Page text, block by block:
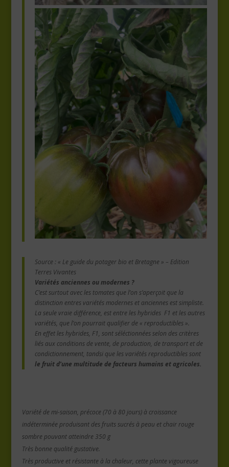
Source : « Le guide du potager bio et Bretagne » – Edition
Terres Vivantes
Variétés anciennes ou modernes ?
C’est surtout avec les tomates que l’on s’aperçoit que la
distinction entres variétés modernes et anciennes est simpliste.
La seule vraie différence, est entre les hybrides F1 et les autres
variétés, que l’on pourrait qualifier de « reproductibles ».
En effet les hybrides, F1, sont séléctionnées selon des critères
liés aux conditions de vente, de production, de transport et de
condictionnement, tandsi que les variétés reproductibles sont
le fruit d’une multitude de facteurs humains et agricoles.
Variété de mi-saison, précoce (70 à 80 jours) à croissance
indéterminée produisant des fruits sucrés à peau et chair rouge
sombre pouvant atteindre 350 g
Très bonne qualité gustative.
Très productive et résistante à la chaleur, cette plante vigoureuse